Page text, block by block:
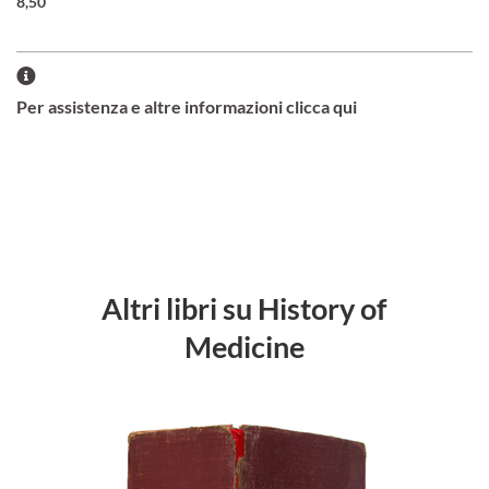
Per assistenza e altre informazioni clicca qui
Altri libri su History of
Medicine